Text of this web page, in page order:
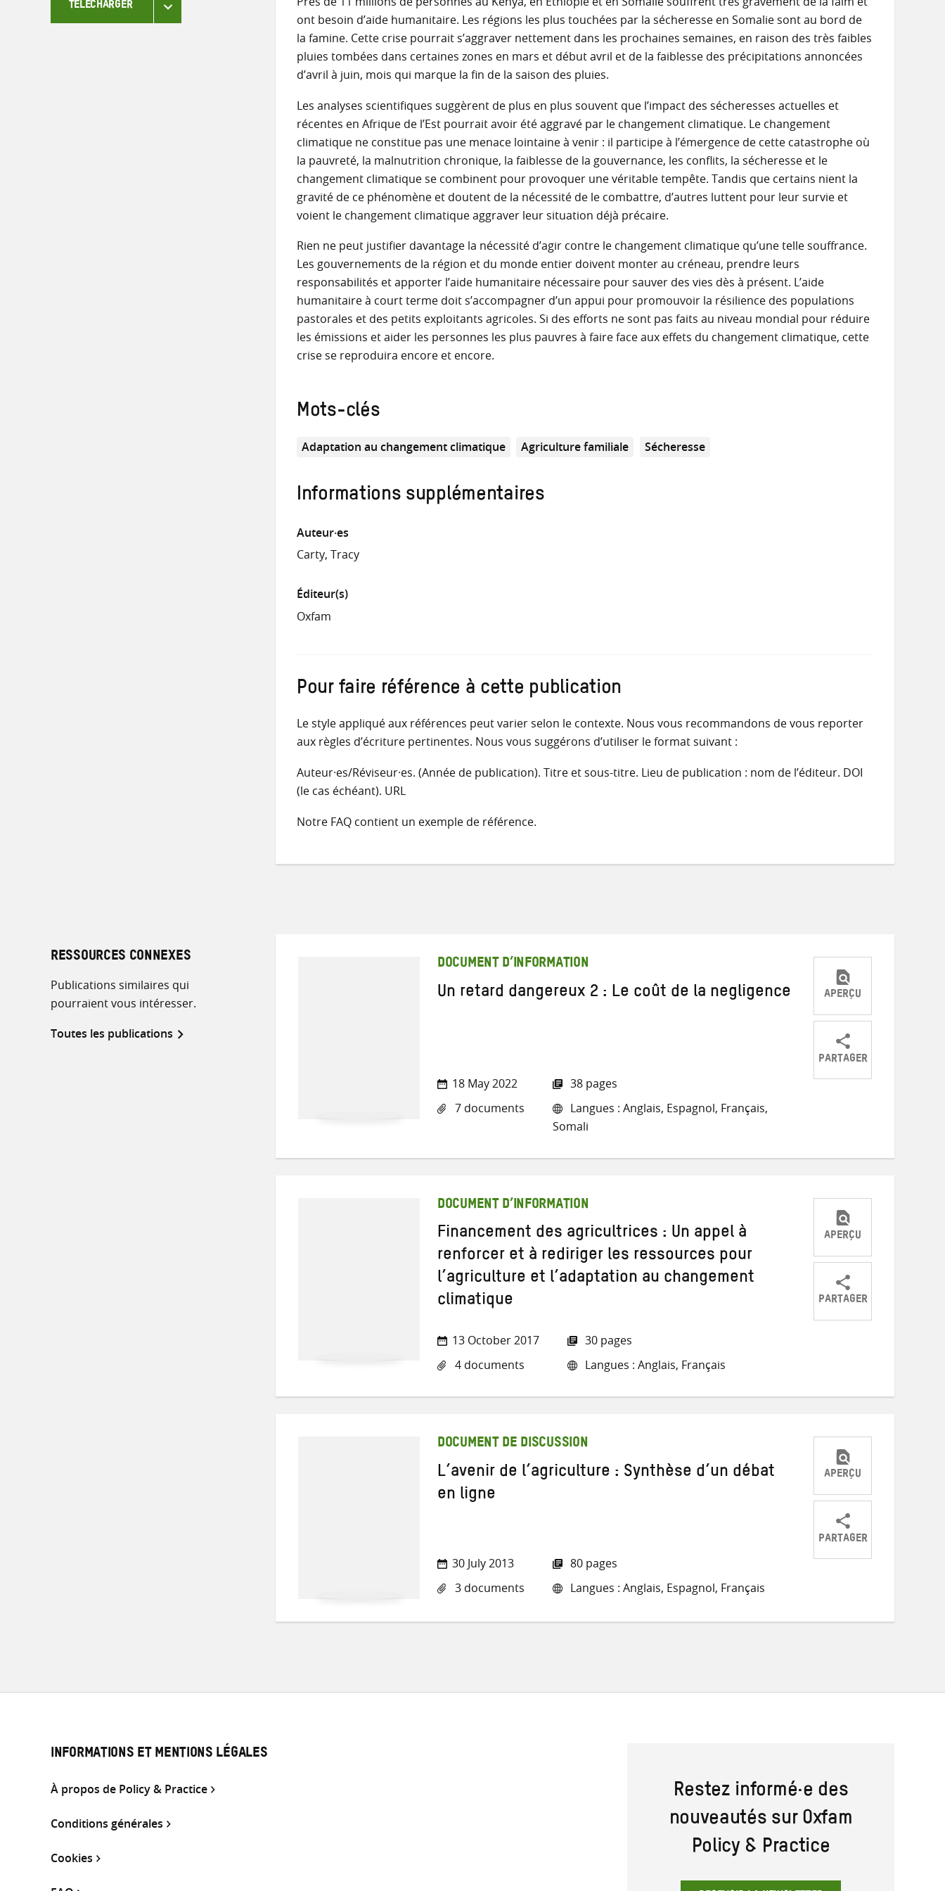
TÉLÉCHARGER
ont besoin d’aide humanitaire. Les régions les plus touchées par la sécheresse en Somalie sont au bord de
la famine. Cette crise pourrait s’aggraver nettement dans les prochaines semaines, en raison des très faibles
pluies tombées dans certaines zones en mars et début avril et de la faiblesse des précipitations annoncées
d’avril à juin, mois qui marque la fin de la saison des pluies.
Les analyses scientifiques suggèrent de plus en plus souvent que l’impact des sécheresses actuelles et
récentes en Afrique de l’Est pourrait avoir été aggravé par le changement climatique. Le changement
climatique ne constitue pas une menace lointaine à venir : il participe à l’émergence de cette catastrophe où
la pauvreté, la malnutrition chronique, la faiblesse de la gouvernance, les conflits, la sécheresse et le
changement climatique se combinent pour provoquer une véritable tempête. Tandis que certains nient la
gravité de ce phénomène et doutent de la nécessité de le combattre, d’autres luttent pour leur survie et
voient le changement climatique aggraver leur situation déjà précaire.
Rien ne peut justifier davantage la nécessité d’agir contre le changement climatique qu’une telle souffrance.
Les gouvernements de la région et du monde entier doivent monter au créneau, prendre leurs
responsabilités et apporter l’aide humanitaire nécessaire pour sauver des vies dès à présent. L’aide
humanitaire à court terme doit s’accompagner d’un appui pour promouvoir la résilience des populations
pastorales et des petits exploitants agricoles. Si des efforts ne sont pas faits au niveau mondial pour réduire
les émissions et aider les personnes les plus pauvres à faire face aux effets du changement climatique, cette
crise se reproduira encore et encore.
Mots-clés
Adaptation au changement climatique Agriculture familiale Sécheresse
Informations supplémentaires
Auteur·es
Carty, Tracy
Éditeur(s)
Oxfam
Pour faire référence à cette publication
Le style appliqué aux références peut varier selon le contexte. Nous vous recommandons de vous reporter
aux règles d’écriture pertinentes. Nous vous suggérons d’utiliser le format suivant :
Auteur·es/Réviseur·es. (Année de publication). Titre et sous-titre. Lieu de publication : nom de l’éditeur. DOI
(le cas échéant). URL
Notre FAQ contient un exemple de référence.
RESSOURCES CONNEXES
Publications similaires qui
pourraient vous intéresser.
Toutes les publications
DOCUMENT D’INFORMATION
Un retard dangereux 2 : Le coût de la negligence
18 May 2022
7 documents
38 pages
Langues : Anglais, Espagnol, Français,
Somali
APERÇU
PARTAGER
PartagerPartagerPartager
DOCUMENT D’INFORMATION
Financement des agricultrices : Un appel à
renforcer et à rediriger les ressources pour
l’agriculture et l’adaptation au changement
climatique
13 October 2017
4 documents
30 pages
Langues : Anglais, Français
APERÇU
PARTAGER
PartagerPartagerPartager
DOCUMENT DE DISCUSSION
L’avenir de l’agriculture : Synthèse d’un débat
en ligne
30 July 2013
3 documents
80 pages
Langues : Anglais, Espagnol, Français
APERÇU
PARTAGER
PartagerPartagerPartager
INFORMATIONS ET MENTIONS LÉGALES
À propos de Policy & Practice
Conditions générales
Cookies
Restez informé·e des
nouveautés sur Oxfam
Policy & Practice